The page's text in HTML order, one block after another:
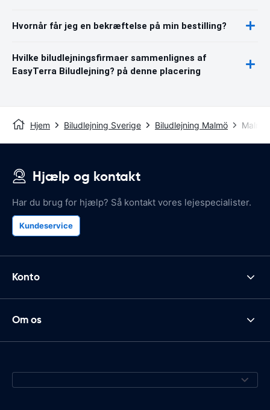
Hvornår får jeg en bekræftelse på min bestilling?
Hvilke biludlejningsfirmaer sammenlignes af
EasyTerra Biludlejning? på denne placering
Hjem Biludlejning Sverige Biludlejning Malmö
Hjælp og kontakt
Har du brug for hjælp? Så kontakt vores lejespecialister.
Kundeservice
Konto
Om os